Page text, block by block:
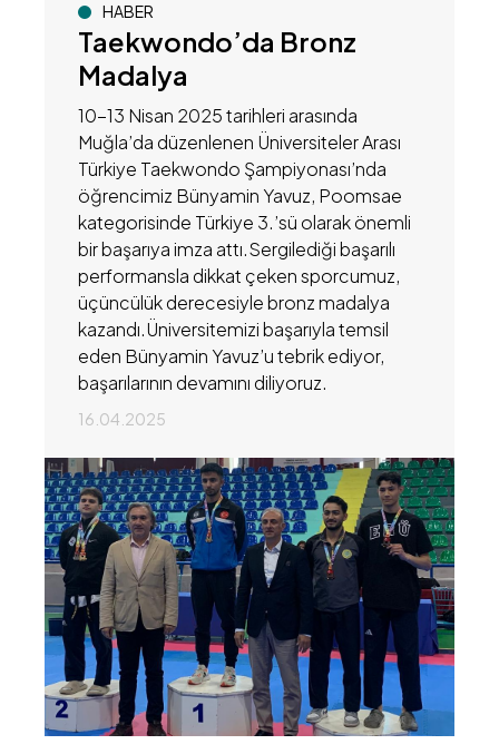
HABER
Taekwondo’da Bronz
Madalya
10-13 Nisan 2025 tarihleri arasında
Muğla’da düzenlenen Üniversiteler Arası
Türkiye Taekwondo Şampiyonası’nda
öğrencimiz Bünyamin Yavuz, Poomsae
kategorisinde Türkiye 3.’sü olarak önemli
bir başarıya imza attı.Sergilediği başarılı
performansla dikkat çeken sporcumuz,
üçüncülük derecesiyle bronz madalya
kazandı.Üniversitemizi başarıyla temsil
eden Bünyamin Yavuz’u tebrik ediyor,
başarılarının devamını diliyoruz.
16.04.2025